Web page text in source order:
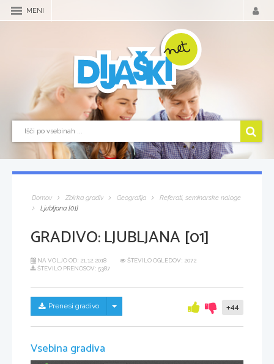
MENI
Domov Zbirka gradiv Geografija
Referati, seminarske naloge
Ljubljana [01]
GRADIVO:LJUBLJANA [01]
NA VOLJO OD: 21.12.2018
ŠTEVILO OGLEDOV: 2072
ŠTEVILO PRENOSOV: 5387
Prenesi gradivo Skrij/prikaži meni +44
Vsebina gradiva